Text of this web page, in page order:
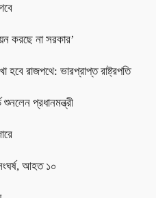
করছে না সরকার’
রাজপথে: ভারপ্রাপ্ত রাষ্ট্রপতি
প্রধানমন্ত্রী
আহত ১০